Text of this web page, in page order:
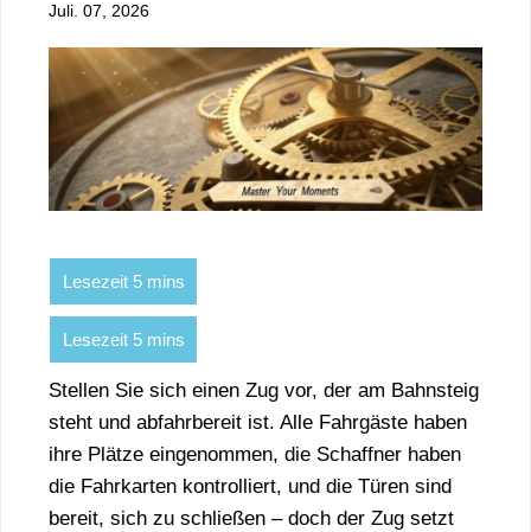
Juli. 07, 2026
Stellen Sie sich einen Zug vor, der am Bahnsteig
steht und abfahrbereit ist. Alle Fahrgäste haben
ihre Plätze eingenommen, die Schaffner haben
die Fahrkarten kontrolliert, und die Türen sind
bereit, sich zu schließen – doch der Zug setzt